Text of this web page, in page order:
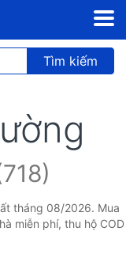
Tìm kiếm
tháng 08/2026. Mua
miễn phí, thu hộ COD